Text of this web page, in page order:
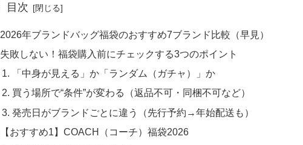
目次
2026年ブランドバッグ福袋のおすすめ7ブランド比較（早見）
失敗しない！福袋購入前にチェックする3つのポイント
「中身が見える」か「ランダム（ガチャ）」か
買う場所で“条件”が変わる（返品不可・同梱不可など）
発売日がブランドごとに違う（先行予約→年始配送も）
【おすすめ1】COACH（コーチ）福袋2026